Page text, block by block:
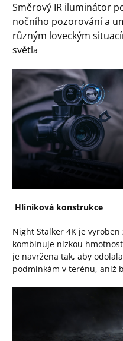
Směrový IR iluminátor
nočního pozorování a
různým loveckým
světla
Hliníková konstrukce
Night Stalker 4K je
kombinuje nízkou
je navržena tak, aby
podmínkám v terénu, aniž